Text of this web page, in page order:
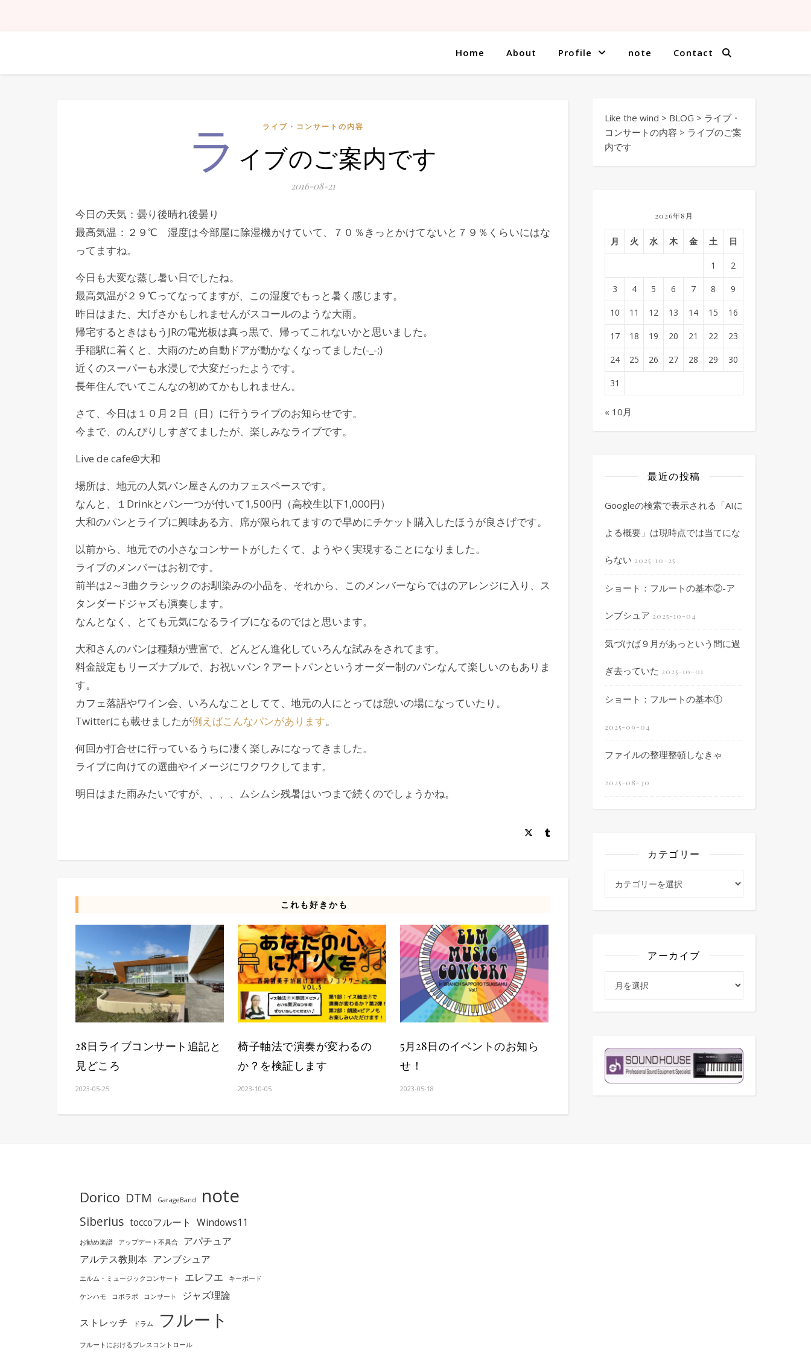
Home About Profile note Contact
ライブ・コンサートの内容
ラ イブのご案内です
2016-08-21
今日の天気：曇り後晴れ後曇り
最高気温：２９℃ 湿度は今部屋に除湿機かけていて、７０％きっとかけてないと７９％くらいにはな
ってますね。
今日も大変な蒸し暑い日でしたね。
最高気温が２９℃ってなってますが、この湿度でもっと暑く感じます。
昨日はまた、大げさかもしれませんがスコールのような大雨。
帰宅するときはもうJRの電光板は真っ黒で、帰ってこれないかと思いました。
手稲駅に着くと、大雨のため自動ドアが動かなくなってました(-_-;)
近くのスーパーも水浸しで大変だったようです。
長年住んでいてこんなの初めてかもしれません。
さて、今日は１０月２日（日）に行うライブのお知らせです。
今まで、のんびりしすぎてましたが、楽しみなライブです。
Live de cafe@大和
場所は、地元の人気パン屋さんのカフェスペースです。
なんと、１Drinkとパン一つが付いて1,500円（高校生以下1,000円）
大和のパンとライブに興味ある方、席が限られてますので早めにチケット購入したほうが良さげです。
以前から、地元での小さなコンサートがしたくて、ようやく実現することになりました。
ライブのメンバーはお初です。
前半は2～3曲クラシックのお馴染みの小品を、それから、このメンバーならではのアレンジに入り、ス
タンダードジャズも演奏します。
なんとなく、とても元気になるライブになるのではと思います。
大和さんのパンは種類が豊富で、どんどん進化していろんな試みをされてます。
料金設定もリーズナブルで、お祝いパン？アートパンというオーダー制のパンなんて楽しいのもありま
す。
カフェ落語やワイン会、いろんなことしてて、地元の人にとっては憩いの場になっていたり。
Twitterにも載せましたが例えばこんなパンがあります。
何回か打合せに行っているうちに凄く楽しみになってきました。
ライブに向けての選曲やイメージにワクワクしてます。
明日はまた雨みたいですが、、、、ムシムシ残暑はいつまで続くのでしょうかね。
これも好きかも
28日ライブコンサート追記と
見どころ
2023-05-25
椅子軸法で演奏が変わるの
か？を検証します
2023-10-05
5月28日のイベントのお知ら
せ！
2023-05-18
Like the wind > BLOG > ライブ・
コンサートの内容 > ライブのご案
内です
2026年8月
月 火 水 木 金 土 日
1 2
3 4 5 6 7 8 9
10 11 12 13 14 15 16
17 18 19 20 21 22 23
24 25 26 27 28 29 30
31
« 10月
最近の投稿
Googleの検索で表示される「AIに
よる概要」は現時点では当てにな
らない 2025-10-25
ショート：フルートの基本②-ア
ンブシュア 2025-10-04
気づけば９月があっという間に過
ぎ去っていた 2025-10-01
ショート：フルートの基本①
2025-09-04
ファイルの整理整頓しなきゃ
2025-08-30
カテゴリー
アーカイブ
Dorico DTM GarageBand note
Siberius toccoフルート Windows11
お勧め楽譜 アップデート不具合
アパチュア
アルテス教則本 アンブシュア
エルム・ミュージックコンサート エレフエ キーボード
ケンハモ コボラボ コンサート ジャズ理論
ストレッチ ドラム フルート
フルートにおけるブレスコントロール